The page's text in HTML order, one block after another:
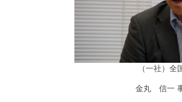
（一社）全
金丸 信一